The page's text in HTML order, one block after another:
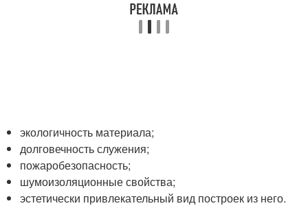
экологичность материала;
долговечность служения;
пожаробезопасность;
шумоизоляционные свойства;
эстетически привлекательный вид построек из него.